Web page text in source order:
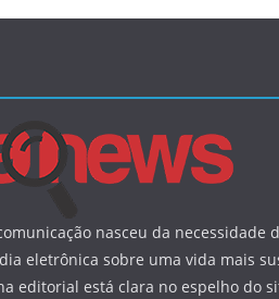
nasceu da necessidade
eletrônica sobre uma vida mais
editorial está clara no espelho do